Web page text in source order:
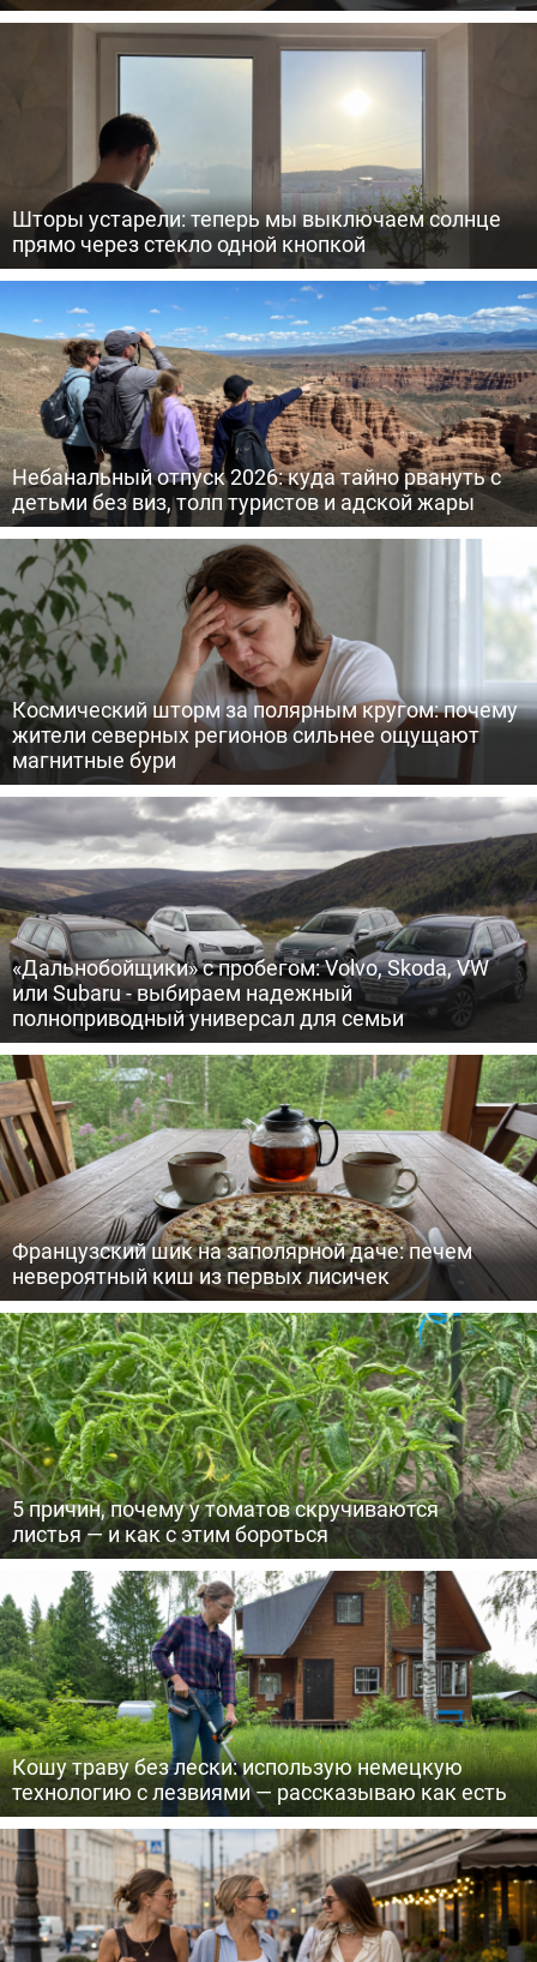
Шторы устарели: теперь мы выключаем солнце
прямо через стекло одной кнопкой
Небанальный отпуск 2026: куда тайно рвануть с
детьми без виз, толп туристов и адской жары
Космический шторм за полярным кругом: почему
жители северных регионов сильнее ощущают
магнитные бури
«Дальнобойщики» с пробегом: Volvo, Skoda, VW
или Subaru - выбираем надежный
полноприводный универсал для семьи
Французский шик на заполярной даче: печем
невероятный киш из первых лисичек
5 причин, почему у томатов скручиваются
листья — и как с этим бороться
Кошу траву без лески: использую немецкую
технологию с лезвиями — рассказываю как есть